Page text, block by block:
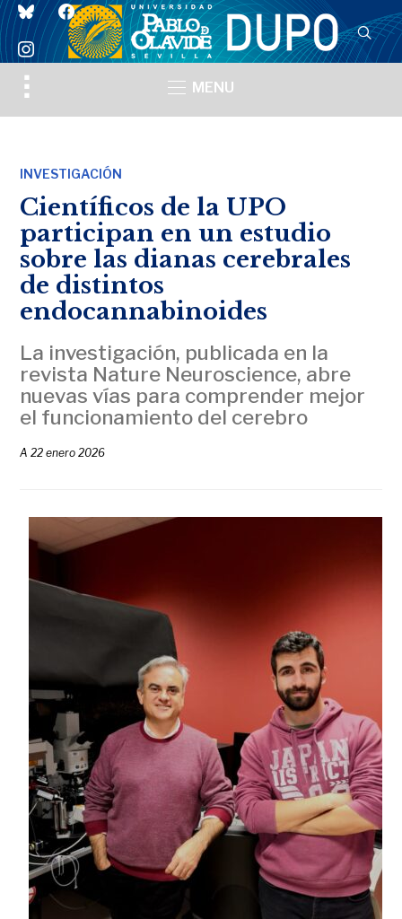
blueskyfacebook
instagram
Toggle
sidebar
MENU
INVESTIGACIÓN
Científicos de la UPO
participan en un estudio
sobre las dianas cerebrales
de distintos
endocannabinoides
La investigación, publicada en la
revista Nature Neuroscience, abre
nuevas vías para comprender mejor
el funcionamiento del cerebro
A22 enero 2026